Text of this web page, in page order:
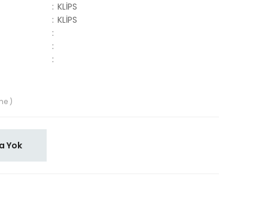
: KLİPS
: KLİPS
:
:
:
)
Yok